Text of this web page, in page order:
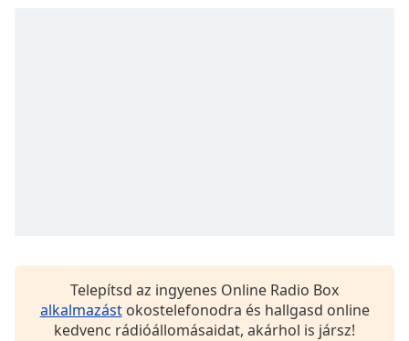
window.
Telepítsd az ingyenes Online Radio Box
alkalmazástokostelefonodra és hallgasd online
kedvenc rádióállomásaidat, akárhol is jársz!